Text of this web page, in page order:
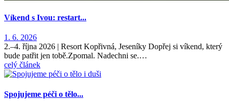
Víkend s Ivou: restart...
1. 6. 2026
2.–4. října 2026 | Resort Kopřivná, Jeseníky Dopřej si víkend, který
bude patřit jen tobě.Zpomal. Nadechni se.…
celý článek
Spojujeme péči o tělo...